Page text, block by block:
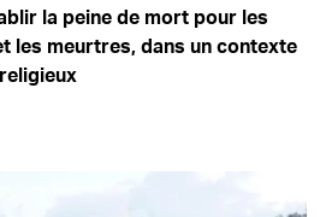
la peine de mort pour les
les meurtres, dans un contexte